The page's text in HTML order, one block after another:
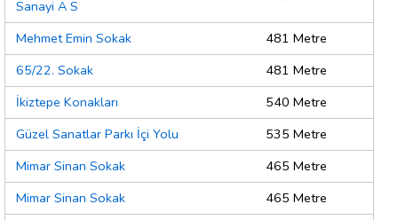
Sanayi A S
Mehmet Emin Sokak
481 Metre
65/22. Sokak
481 Metre
İkiztepe Konakları
540 Metre
Güzel Sanatlar Parkı İçi Yolu
535 Metre
Mimar Sinan Sokak
465 Metre
Mimar Sinan Sokak
465 Metre